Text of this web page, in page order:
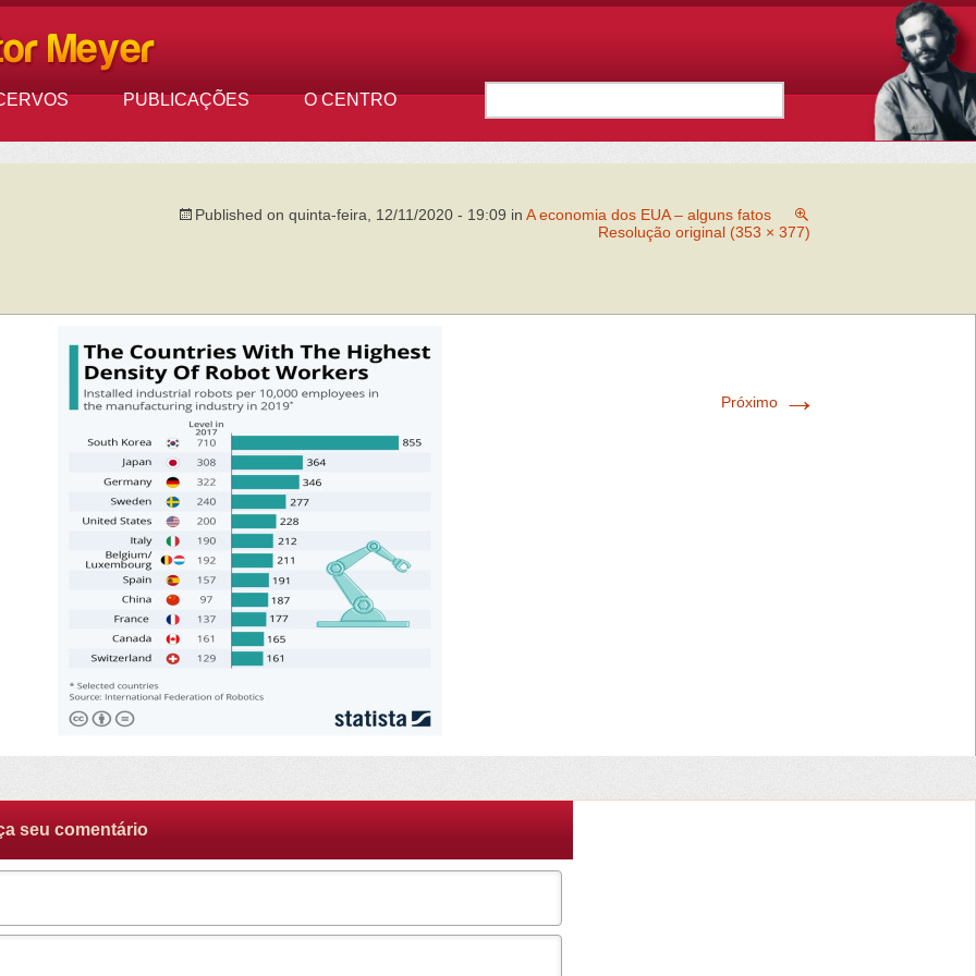
PUBLICAÇÕES O CENTRO
Published on quinta-feira, 12/11/2020 - 19:09 in A economia dos EUA – alguns fatos
Resolução original (353 × 377)
Próximo →
seu comentário